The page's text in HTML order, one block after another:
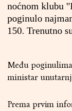
noćnom klubu
poginulo
150. Trenutno
Među
ministar
Prema prvim